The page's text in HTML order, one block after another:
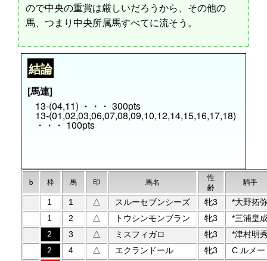
ので中央の重賞は厳しいだろうから、その他の
馬、つまり中央所属馬すべてに流そう。
結論
[馬連]
13-(04,11) ・・・ 300pts
13-(01,02,03,06,07,08,09,10,12,14,15,16,17,18)
・・・ 100pts
b 枠 馬 印 馬名
性
齢
騎手
1 1 △ スルーセブンシーズ 牝3
*大野拓
1
2 △ トウシンモンブラン 牝3
*三浦皇
2
3 △ ミスフィガロ 牝3
*津村明
2
4 △ エクランドール 牝3
C.ルメー